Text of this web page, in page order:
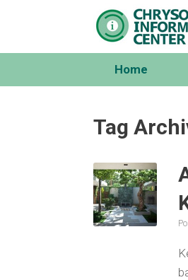
Home
Tag